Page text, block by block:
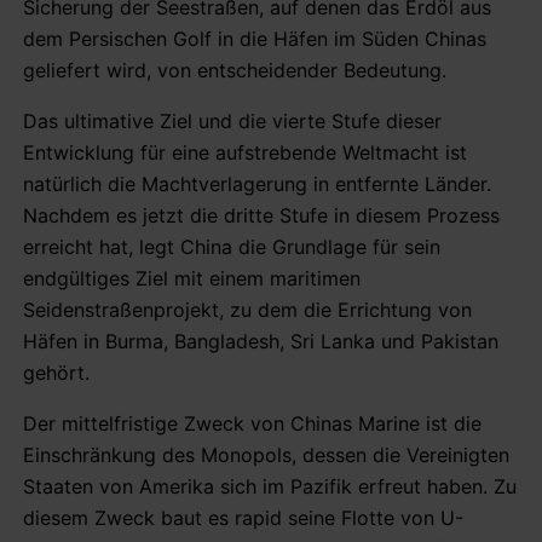
Sicherung der Seestraßen, auf denen das Erdöl aus
dem Persischen Golf in die Häfen im Süden Chinas
geliefert wird, von entscheidender Bedeutung.
Das ultimative Ziel und die vierte Stufe dieser
Entwicklung für eine aufstrebende Weltmacht ist
natürlich die Machtverlagerung in entfernte Länder.
Nachdem es jetzt die dritte Stufe in diesem Prozess
erreicht hat, legt China die Grundlage für sein
endgültiges Ziel mit einem maritimen
Seidenstraßenprojekt, zu dem die Errichtung von
Häfen in Burma, Bangladesh, Sri Lanka und Pakistan
gehört.
Der mittelfristige Zweck von Chinas Marine ist die
Einschränkung des Monopols, dessen die Vereinigten
Staaten von Amerika sich im Pazifik erfreut haben. Zu
diesem Zweck baut es rapid seine Flotte von U-